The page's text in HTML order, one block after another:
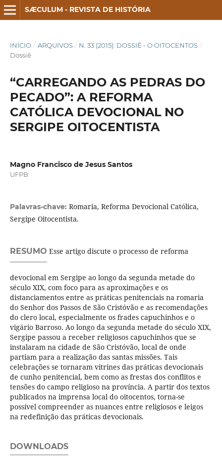
SÆCULUM - REVISTA DE HISTÓRIA
INÍCIO / ARQUIVOS / N. 33 (2015): DOSSIÊ - O OITOCENTOS /
Dossiê
“CARREGANDO AS PEDRAS DO
PECADO”: A REFORMA
CATÓLICA DEVOCIONAL NO
SERGIPE OITOCENTISTA
Magno Francisco de Jesus Santos
UFPB
Palavras-chave: Romaria, Reforma Devocional Católica,
Sergipe Oitocentista.
RESUMO Esse artigo discute o processo de reforma
devocional em Sergipe ao longo da segunda metade do
século XIX, com foco para as aproximações e os
distanciamentos entre as práticas penitenciais na romaria
do Senhor dos Passos de São Cristóvão e as recomendações
do clero local, especialmente os frades capuchinhos e o
vigário Barroso. Ao longo da segunda metade do século XIX,
Sergipe passou a receber religiosos capuchinhos que se
instalaram na cidade de São Cristóvão, local de onde
partiam para a realização das santas missões. Tais
celebrações se tornaram vitrines das práticas devocionais
de cunho penitencial, bem como as frestas dos conflitos e
tensões do campo religioso na província. A partir dos textos
publicados na imprensa local do oitocentos, torna-se
possível compreender as nuances entre religiosos e leigos
na redefinição das práticas devocionais.
DOWNLOADS